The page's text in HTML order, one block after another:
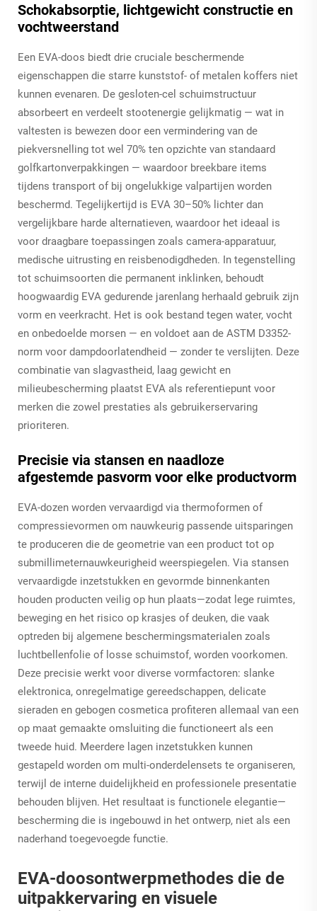
Schokabsorptie, lichtgewicht constructie en
vochtweerstand
Een EVA-doos biedt drie cruciale beschermende
eigenschappen die starre kunststof- of metalen koffers niet
kunnen evenaren. De gesloten-cel schuimstructuur
absorbeert en verdeelt stootenergie gelijkmatig — wat in
valtesten is bewezen door een vermindering van de
piekversnelling tot wel 70% ten opzichte van standaard
golfkartonverpakkingen — waardoor breekbare items
tijdens transport of bij ongelukkige valpartijen worden
beschermd. Tegelijkertijd is EVA 30–50% lichter dan
vergelijkbare harde alternatieven, waardoor het ideaal is
voor draagbare toepassingen zoals camera-apparatuur,
medische uitrusting en reisbenodigdheden. In tegenstelling
tot schuimsoorten die permanent inklinken, behoudt
hoogwaardig EVA gedurende jarenlang herhaald gebruik zijn
vorm en veerkracht. Het is ook bestand tegen water, vocht
en onbedoelde morsen — en voldoet aan de ASTM D3352-
norm voor dampdoorlatendheid — zonder te verslijten. Deze
combinatie van slagvastheid, laag gewicht en
milieubescherming plaatst EVA als referentiepunt voor
merken die zowel prestaties als gebruikerservaring
prioriteren.
Precisie via stansen en naadloze
afgestemde pasvorm voor elke productvorm
EVA-dozen worden vervaardigd via thermoformen of
compressievormen om nauwkeurig passende uitsparingen
te produceren die de geometrie van een product tot op
submillimeternauwkeurigheid weerspiegelen. Via stansen
vervaardigde inzetstukken en gevormde binnenkanten
houden producten veilig op hun plaats—zodat lege ruimtes,
beweging en het risico op krasjes of deuken, die vaak
optreden bij algemene beschermingsmaterialen zoals
luchtbellenfolie of losse schuimstof, worden voorkomen.
Deze precisie werkt voor diverse vormfactoren: slanke
elektronica, onregelmatige gereedschappen, delicate
sieraden en gebogen cosmetica profiteren allemaal van een
op maat gemaakte omsluiting die functioneert als een
tweede huid. Meerdere lagen inzetstukken kunnen
gestapeld worden om multi-onderdelensets te organiseren,
terwijl de interne duidelijkheid en professionele presentatie
behouden blijven. Het resultaat is functionele elegantie—
bescherming die is ingebouwd in het ontwerp, niet als een
naderhand toegevoegde functie.
EVA-doosontwerpmethodes die de
uitpakkervaring en visuele